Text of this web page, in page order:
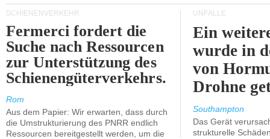
SCHIENENVERKEHR
Fermerci fordert die
Suche nach Ressourcen
zur Unterstützung des
Schienengüterverkehrs.
Rom
Aus dem Papier: Wir erwarten, dass durch
die Umstrukturierung des PNRR endlich
Ressourcen bereitgestellt werden, um die
UNFÄLLE
Ein
wurde in
von
Drohne
Southampton
Das Gerät
strukturelle